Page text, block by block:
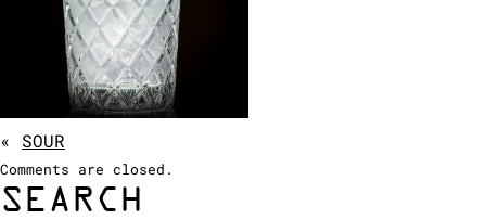
ÉQUIPE / CONTACT
COCKTAIL SHOW
DEMANDE DE RENSEIGNEMENTS
« SOUR
Comments are closed.
SEARCH